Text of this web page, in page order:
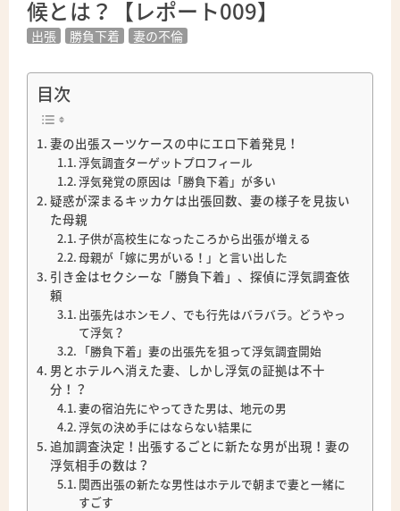
候とは？【レポート009】
出張 勝負下着 妻の不倫
目次
妻の出張スーツケースの中にエロ下着発見！
浮気調査ターゲットプロフィール
浮気発覚の原因は「勝負下着」が多い
疑惑が深まるキッカケは出張回数、妻の様子を見抜い
た母親
子供が高校生になったころから出張が増える
母親が「嫁に男がいる！」と言い出した
引き金はセクシーな「勝負下着」、探偵に浮気調査依
頼
出張先はホンモノ、でも行先はバラバラ。どうやっ
て浮気？
「勝負下着」妻の出張先を狙って浮気調査開始
男とホテルへ消えた妻、しかし浮気の証拠は不十
分！？
妻の宿泊先にやってきた男は、地元の男
浮気の決め手にはならない結果に
追加調査決定！出張するごとに新たな男が出現！妻の
浮気相手の数は？
関西出張の新たな男性はホテルで朝まで妻と一緒に
すごす